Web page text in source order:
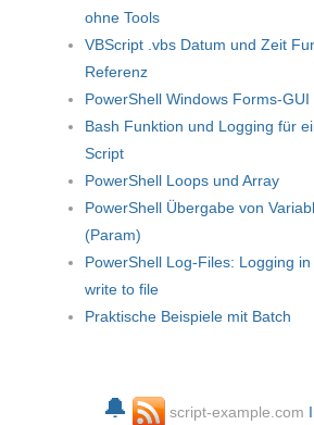
ohne Tools
VBScript .vbs Datum und Zeit
Referenz
PowerShell Windows Forms-GUI
Bash Funktion und Logging für
Script
PowerShell Loops und Array
PowerShell Übergabe von
(Param)
PowerShell Log-Files: Logging
write to file
Praktische Beispiele mit Batch
🔔 script-example.com